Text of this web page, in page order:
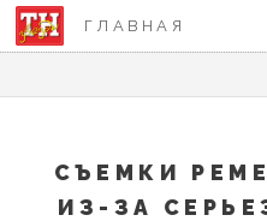
ГЛАВНАЯ
СЪЕМКИ
ИЗ-ЗА